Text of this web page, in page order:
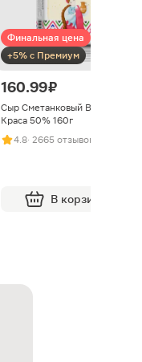
Финальная цена
+5% с Премиум
160.99 ₽
Сыр Сметанковый Варвара
Краса 50% 160г
4.8· 2665 отзывов
В корзину